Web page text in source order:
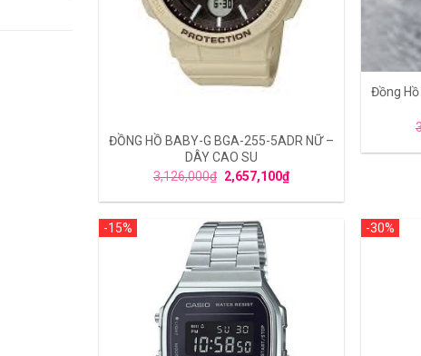
ĐỒNG HỒ BABY-G BGA-255-5ADR NỮ –
DÂY CAO SU
3,126,000₫ 2,657,100₫
Đồng Hồ
-15% -30%